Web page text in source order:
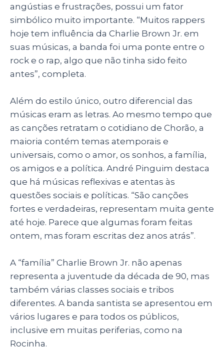
angústias e frustrações, possui um fator
simbólico muito importante. “Muitos rappers
hoje tem influência da Charlie Brown Jr. em
suas músicas, a banda foi uma ponte entre o
rock e o rap, algo que não tinha sido feito
antes”, completa.
Além do estilo único, outro diferencial das
músicas eram as letras. Ao mesmo tempo que
as canções retratam o cotidiano de Chorão, a
maioria contém temas atemporais e
universais, como o amor, os sonhos, a família,
os amigos e a política. André Pinguim destaca
que há músicas reflexivas e atentas às
questões sociais e políticas. “São canções
fortes e verdadeiras, representam muita gente
até hoje. Parece que algumas foram feitas
ontem, mas foram escritas dez anos atrás”.
A “família” Charlie Brown Jr. não apenas
representa a juventude da década de 90, mas
também várias classes sociais e tribos
diferentes. A banda santista se apresentou em
vários lugares e para todos os públicos,
inclusive em muitas periferias, como na
Rocinha.